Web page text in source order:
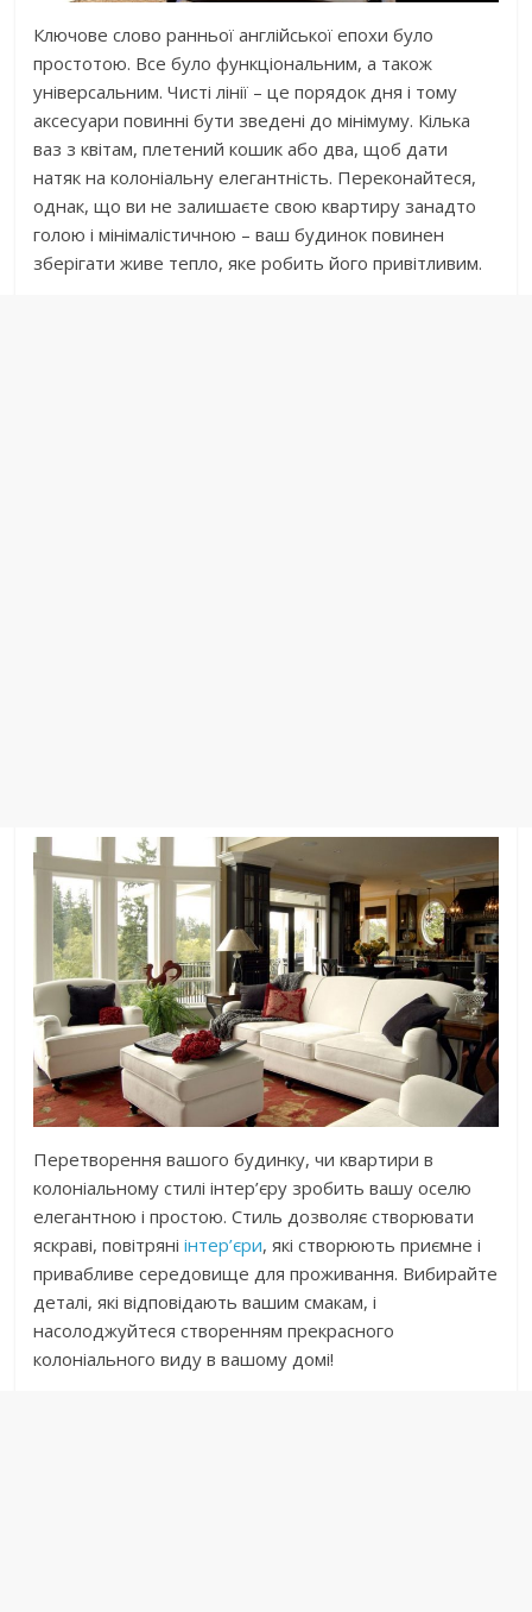
Ключове слово ранньої англійської епохи було
простотою. Все було функціональним, а також
універсальним. Чисті лінії – це порядок дня і тому
аксесуари повинні бути зведені до мінімуму. Кілька
ваз з квітам, плетений кошик або два, щоб дати
натяк на колоніальну елегантність. Переконайтеся,
однак, що ви не залишаєте свою квартиру занадто
голою і мінімалістичною – ваш будинок повинен
зберігати живе тепло, яке робить його привітливим.
Перетворення вашого будинку, чи квартири в
колоніальному стилі інтер’єру зробить вашу оселю
елегантною і простою. Стиль дозволяє створювати
яскраві, повітряніінтер’єри, які створюють приємне і
привабливе середовище для проживання. Вибирайте
деталі, які відповідають вашим смакам, і
насолоджуйтеся створенням прекрасного
колоніального виду в вашому домі!